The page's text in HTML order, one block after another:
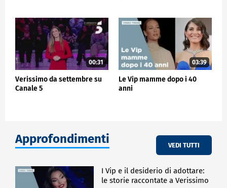
00:31
Verissimo da settembre su
Canale 5
03:39
Le Vip mamme dopo i 40
anni
Approfondimenti VEDI TUTTI
I Vip e il desiderio di adottare:
le storie raccontate a Verissimo